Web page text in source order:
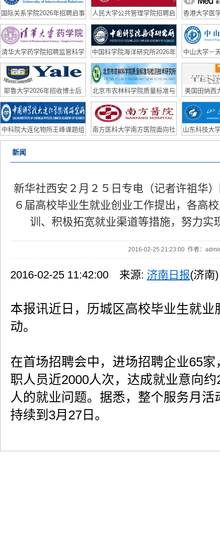
国际关系学院2026年招聘启事
人民大学公共管理学院招聘启
事
香港大学医
队招
清华大学药学院招聘监管科学
方向科研助理、青年学者公告
中国科学院海洋研究所2026年
博士后招聘公告
中山大学－
聘博士后
耶鲁大学2026年招收博士后
北京市农林科学院质量标准与
检测技术研究所招聘合同制科
研助理/联培学生
美国田纳西
招2D
中科院大连化物所王峰课题组
2026年博士后招聘计划
南方医科大学南方医院面向社
会公开招聘皮肤科主任、眼科
山东科技大
外优
新闻
新华社西安２月２５日专电（记者许祖华
６届高校毕业生就业创业工作提出，各高
训、积极拓宽就业渠道等措施，努力实
2016-02-25 21:23:00 作者：
2016-02-25 11:42:00 来源: 济南日报(济南)
本报讯近日，历城区高校毕业生就
动。
在首场招聘会中，进场招聘企业65
职人员近2000人次，达成就业意向
人的就业问题。据悉，整个服务月
持续到3月27日。